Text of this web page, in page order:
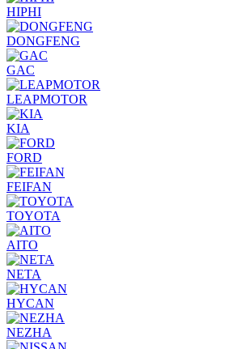
HIPHI
DONGFENG
GAC
LEAPMOTOR
KIA
FORD
FEIFAN
TOYOTA
AITO
NETA
HYCAN
NEZHA